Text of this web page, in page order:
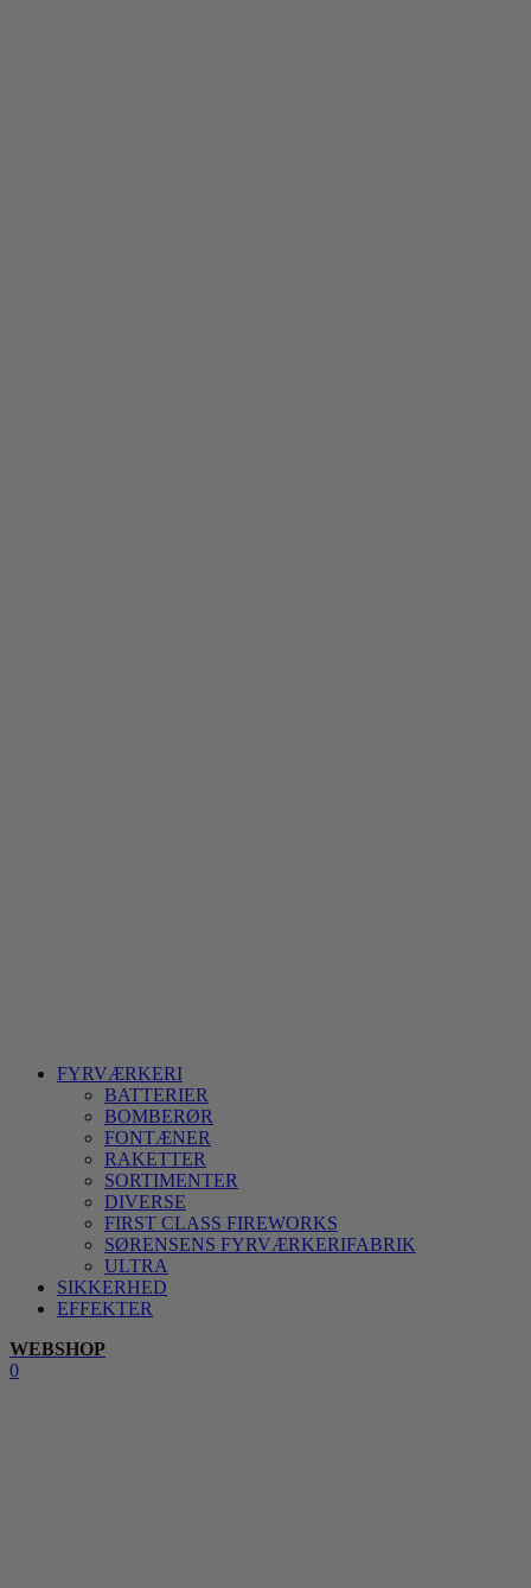
FYRVÆRKERI
BATTERIER
BOMBERØR
FONTÆNER
RAKETTER
SORTIMENTER
DIVERSE
FIRST CLASS FIREWORKS
SØRENSENS FYRVÆRKERIFABRIK
ULTRA
SIKKERHED
EFFEKTER
WEBSHOP
0